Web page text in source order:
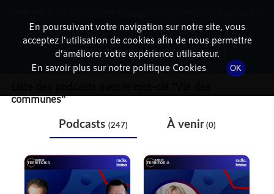
THÉMATIQUE
communes"
Podcasts (247) À venir(0)
En poursuivant votre navigation sur notre site, vous
acceptez l’utilisation de cookies afin de nous permettre
d’améliorer votre expérience utilisateur.
En savoir plus sur notre politique Cookies
OK
dessous pour l'installer.
Non merci Télécharger l'application